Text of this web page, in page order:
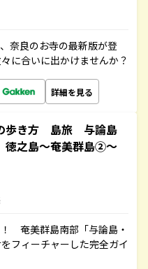
奈良のお寺の最新版が登
に合いに出かけませんか？
詳細を見る
歩き方 島旅 与論島
之島～奄美群島②～
奄美群島南部「与論島・
フィーチャーした完全ガイ